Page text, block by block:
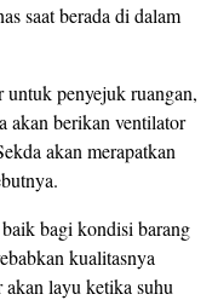
saat berada di dalam
untuk penyejuk ruangan,
akan berikan ventilator
akan merapatkan
bagi kondisi barang
kualitasnya
layu ketika suhu